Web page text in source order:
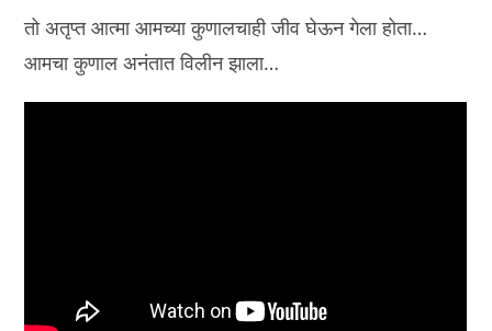
तो अतृप्त आत्मा आमच्या कुणालचाही जीव घेऊन गेला होता…
आमचा कुणाल अनंतात विलीन झाला…